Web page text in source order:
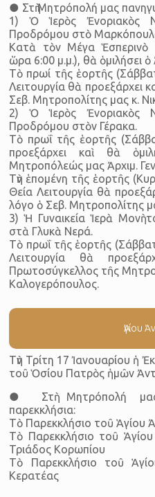
● Στὴ Μητρόπολή μας
1) Ὁ Ἱερὸς Ἐνοριακὸς
Προδρόμου στὸ
Κατὰ τὸν Μέγα Ἑσπερινὸ
ὥρα 6:00 μ.μ.), θὰ ὁμιλήσει
Τὸ πρωί τῆς ἑορτῆς
Λειτουργία θὰ προεξάρχει
Σεβ. Μητροπολίτης μας κ.
2) Ὁ Ἱερὸς Ἐνοριακὸς
Προδρόμου στὸν Γέρακα.
Τὸ πρωΐ τῆς ἑορτῆς
προεξάρχει καὶ θὰ
Μητροπόλεώς μας Ἀρχιμ.
Τὴν ἑπομένη τῆς ἑορτῆς
Θεία Λειτουργία θὰ
λόγο ὁ Σεβ. Μητροπολίτης
3) Ἡ Γυναικεία Ἱερὰ Μονὴ
στὰ Γλυκὰ Νερά.
Τὸ πρωΐ τῆς ἑορτῆς
Λειτουργία θὰ
Πρωτοσύγκελλος τῆς
Καλογερόπουλος.
Ἁγίου
Τὴν Τρίτη 17 Ἰανουαρίου ἡ
τοῦ Ὁσίου Πατρὸς ἡμῶν
● Στὴ Μητρόπολή μας
παρεκκλήσια:
Τὸ Παρεκκλήσιο τοῦ Ἁγίου
Τὸ Παρεκκλήσιο τοῦ
Τριάδος Κορωπίου
Τὸ Παρεκκλήσιο τοῦ
Κερατέας